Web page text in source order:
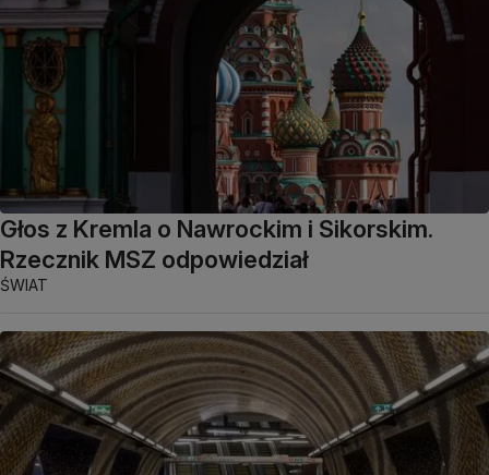
Głos z Kremla o Nawrockim i Sikorskim.
Rzecznik MSZ odpowiedział
ŚWIAT